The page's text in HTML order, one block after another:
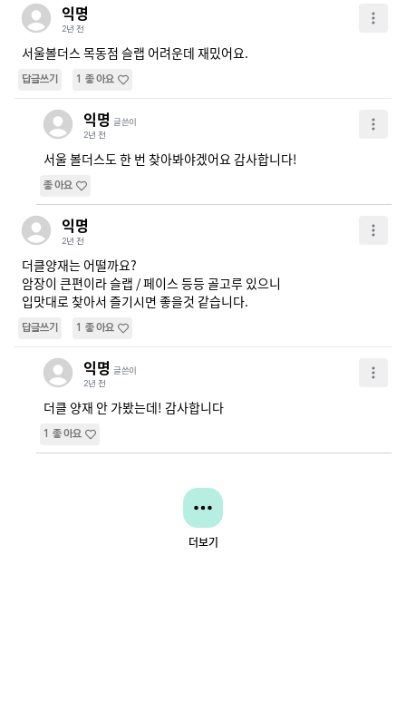
익명
2년 전
서울볼더스 목동점 슬랩 어려운데 재밌어요.
답글쓰기 1 좋아요
익명 글쓴이
2년 전
서울 볼더스도 한 번 찾아봐야겠어요 감사합니다!
좋아요
익명
2년 전
더클양재는 어떨까요?
암장이 큰편이라 슬랩 / 페이스 등등 골고루 있으니
입맛대로 찾아서 즐기시면 좋을것 같습니다.
답글쓰기 1 좋아요
익명 글쓴이
2년 전
더클 양재 안 가봤는데! 감사합니다
1 좋아요
더보기